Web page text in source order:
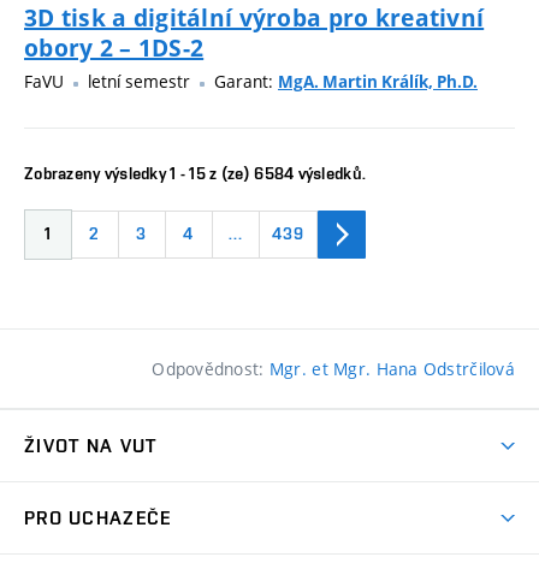
3D tisk a digitální výroba pro kreativní
obory 2 – 1DS-2
FaVU letní semestr Garant: MgA. Martin Králík, Ph.D.
Zobrazeny výsledky 1 - 15 z (ze) 6584 výsledků.
1 2 3 4 … 439
Odpovědnost: Mgr. et Mgr. Hana Odstrčilová
ŽIVOT NA VUT
PRO UCHAZEČE